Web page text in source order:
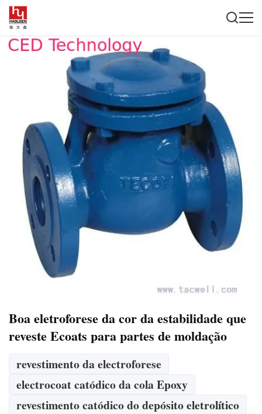
Boa eletroforese da cor da estabilidade que
reveste Ecoats para partes de moldação
revestimento da electroforese
electrocoat catódico da cola Epoxy
revestimento catódico do depósito eletrolítico